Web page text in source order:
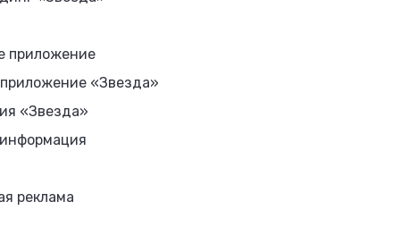
приложение
«Звезда»
«Звезда»
реклама